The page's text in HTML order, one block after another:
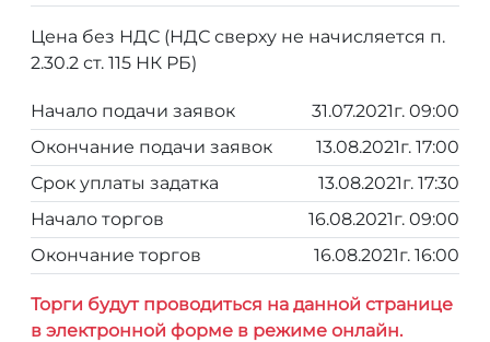
Цена без НДС (НДС сверху не начисляется п.
2.30.2 ст. 115 НК РБ)
Начало подачи заявок
31.07.2021г. 09:00
Окончание подачи заявок
13.08.2021г. 17:00
Срок уплаты задатка
13.08.2021г. 17:30
Начало торгов
16.08.2021г. 09:00
Окончание торгов
16.08.2021г. 16:00
Торги будут проводиться на данной странице
в электронной форме в режиме онлайн.